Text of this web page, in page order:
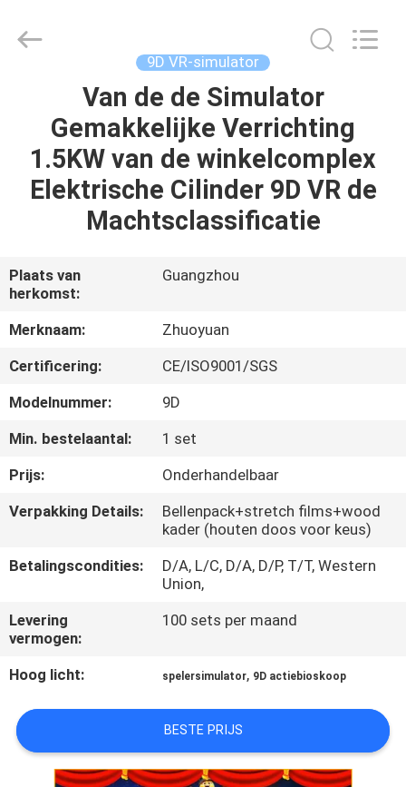
PRODUCTEN
OVER
ONS
FABRIEKSRONDLEIDING
KWALITEITSCONTROLE
NEEM
MET
OP
NIEUWS
GEVALLEN
Co.,Ltd.
9D VR-simulator
Van de de Simulator
Gemakkelijke Verrichting
1.5KW van de winkelcomplex
Elektrische Cilinder 9D VR de
Machtsclassificatie
Plaats van
herkomst:
Guangzhou
Merknaam:
Zhuoyuan
Certificering:
CE/ISO9001/SGS
Modelnummer:
9D
Min. bestelaantal:
1 set
Prijs:
Onderhandelbaar
Verpakking Details:
Bellenpack+stretch films+wood
kader (houten doos voor keus)
Betalingscondities:
D/A, L/C, D/A, D/P, T/T, Western
Union,
Levering
vermogen:
100 sets per maand
Hoog licht: spelersimulator, 9D actiebioskoop
BESTE PRIJS